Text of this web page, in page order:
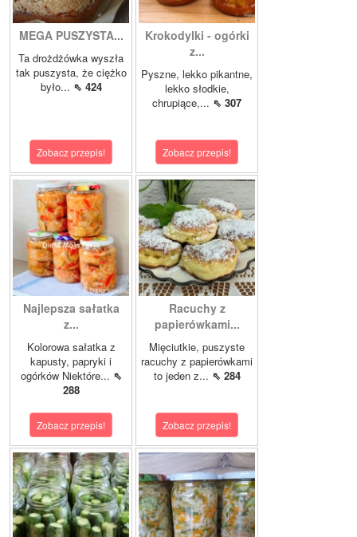
MEGA PUSZYSTA...
Ta drożdżówka wyszła
tak puszysta, że ciężko
było... ⇖ 424
Zobacz przepis!
Krokodylki - ogórki
z...
Pyszne, lekko pikantne,
lekko słodkie,
chrupiące,... ⇖ 307
Zobacz przepis!
Najlepsza sałatka
z...
Kolorowa sałatka z
kapusty, papryki i
ogórków Niektóre... ⇖
288
Zobacz przepis!
Racuchy z
papierówkami...
Mięciutkie, puszyste
racuchy z papierówkami
to jeden z... ⇖ 284
Zobacz przepis!